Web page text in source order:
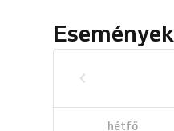
Események
hétfő